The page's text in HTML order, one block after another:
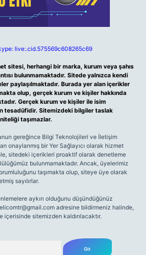
live:.cid.575569c608265c69
sitesi, herhangi bir marka, kurum veya şahıs
bulunmamaktadır. Sitede yalnızca kendi
paylaşılmaktadır. Burada yer alan içerikler
olup, gerçek kurum ve kişiler hakkında
Gerçek kurum ve kişiler ile isim
tesadüfidir. Sitemizdeki bilgiler taslak
taşımazlar.
gereğince Bilgi Teknolojileri ve İletişim
onaylanmış bir Yer Sağlayıcı olarak hizmet
sitedeki içerikleri proaktif olarak denetleme
bulunmamaktadır. Ancak, üyelerimiz
taşımakta olup, siteye üye olarak
sayılırlar.
aykırı olduğunu düşündüğünüz
adresine bildirmeniz halinde,
sitemizden kaldırılacaktır.